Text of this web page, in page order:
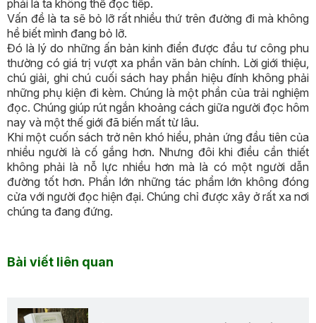
phải là ta không thể đọc tiếp.
Vấn đề là ta sẽ bỏ lỡ rất nhiều thứ trên đường đi mà không
hề biết mình đang bỏ lỡ.
Đó là lý do những ấn bản kinh điển được đầu tư công phu
thường có giá trị vượt xa phần văn bản chính. Lời giới thiệu,
chú giải, ghi chú cuối sách hay phần hiệu đính không phải
những phụ kiện đi kèm. Chúng là một phần của trải nghiệm
đọc. Chúng giúp rút ngắn khoảng cách giữa người đọc hôm
nay và một thế giới đã biến mất từ lâu.
Khi một cuốn sách trở nên khó hiểu, phản ứng đầu tiên của
nhiều người là cố gắng hơn. Nhưng đôi khi điều cần thiết
không phải là nỗ lực nhiều hơn mà là có một người dẫn
đường tốt hơn. Phần lớn những tác phẩm lớn không đóng
cửa với người đọc hiện đại. Chúng chỉ được xây ở rất xa nơi
chúng ta đang đứng.
Bài viết liên quan